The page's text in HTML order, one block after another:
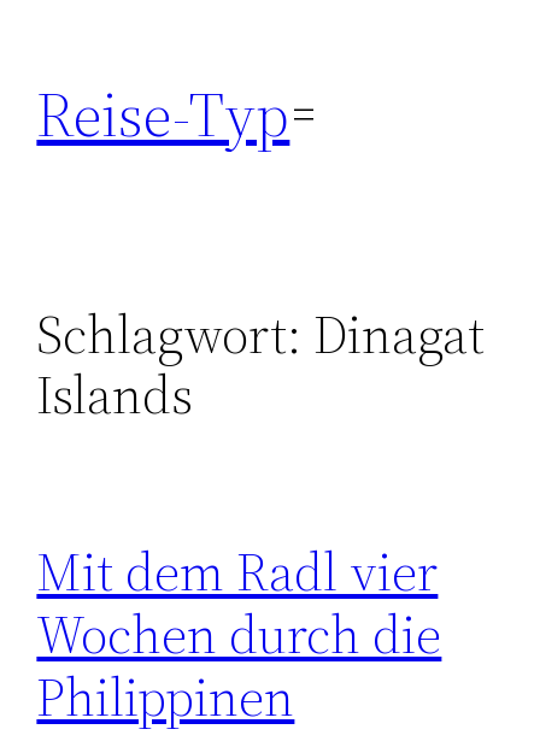
springen
Reise-Typ
Schlagwort: Dinagat
Islands
Mit dem Radl vier
Wochen durch die
Philippinen